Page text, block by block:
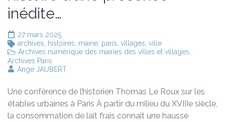
inédite…
27 mars 2025
archives
histoires mairie paris villages ville
Archives numérique des mairies des villes et villages
Archives Paris
Ange JAUBERT
Une conférence de l’historien Thomas Le Roux sur les
étables urbaines à Paris À partir du milieu du XVIIIe siècle,
la consommation de lait frais connaît une hausse